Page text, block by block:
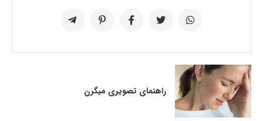
راهنمای تصویری میگرن